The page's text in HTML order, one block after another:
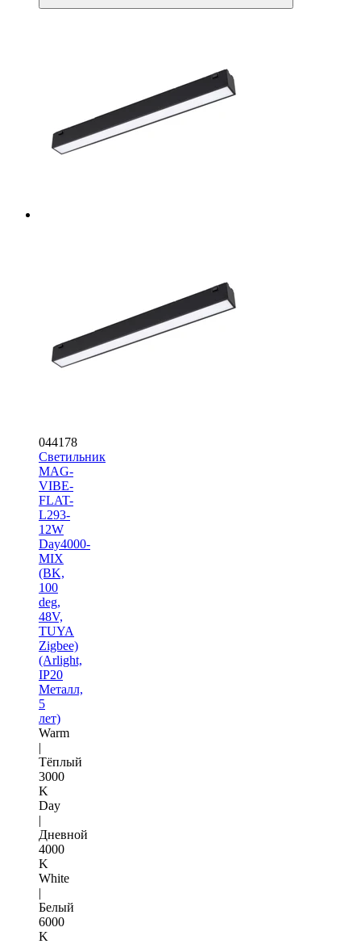
044178
Светильник
MAG-
VIBE-
FLAT-
L293-
12W
Day4000-
MIX
(BK,
100
deg,
48V,
TUYA
Zigbee)
(Arlight,
IP20
Металл,
5
лет)
Warm
|
Тёплый
3000
K
Day
|
Дневной
4000
K
White
|
Белый
6000
K